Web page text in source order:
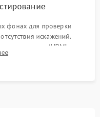
фонах для проверки
искажений.
всех портов (HDMI,
под нагрузкой в